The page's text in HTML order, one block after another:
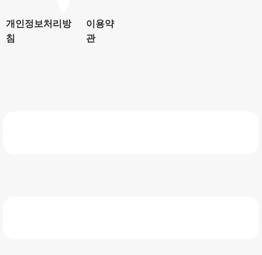
개인정보처리방
침
이용약
관